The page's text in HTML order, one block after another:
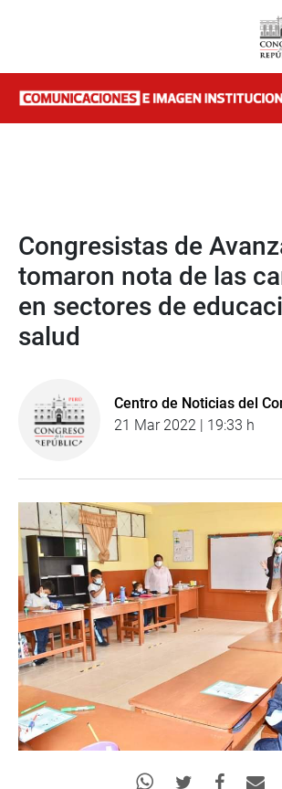
Congresistas de
tomaron nota de las
en sectores de
salud
Centro de Noticias del
21 Mar 2022 | 19:33 h